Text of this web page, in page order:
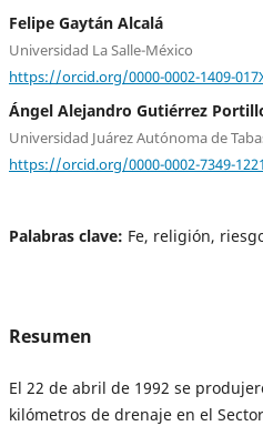
Felipe Gaytán Alcalá
Universidad La Salle-México
https://orcid.org/0000-0002-1409-
Ángel Alejandro Gutiérrez
Universidad Juárez Autónoma de
https://orcid.org/0000-0002-7349-1221
Palabras clave: Fe, religión,
Resumen
El 22 de abril de 1992 se
kilómetros de drenaje en el